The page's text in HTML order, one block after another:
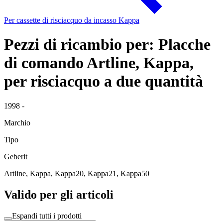
Per cassette di risciacquo da incasso Kappa
Pezzi di ricambio per: Placche
di comando Artline, Kappa,
per risciacquo a due quantità
1998 -
Marchio
Tipo
Geberit
Artline, Kappa, Kappa20, Kappa21, Kappa50
Valido per gli articoli
Espandi tutti i prodotti